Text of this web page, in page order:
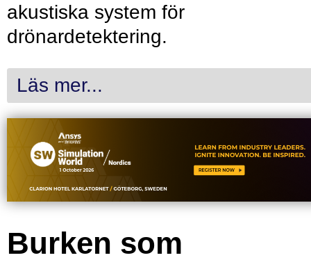
akustiska system för
drönardetektering.
Läs mer...
Burken som